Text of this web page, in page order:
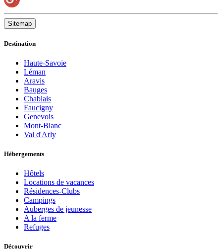
Sitemap
Destination
Haute-Savoie
Léman
Aravis
Bauges
Chablais
Faucigny
Genevois
Mont-Blanc
Val d'Arly
Hébergements
Hôtels
Locations de vacances
Résidences-Clubs
Campings
Auberges de jeunesse
A la ferme
Refuges
Découvrir